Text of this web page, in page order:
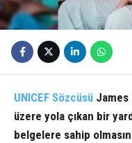
UNICEF Sözcüsü James
üzere yola çıkan bir
belgelere sahip